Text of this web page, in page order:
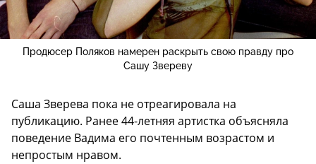
Продюсер Поляков намерен раскрыть свою правду про
Сашу Звереву
Саша Зверева пока не отреагировала на
публикацию. Ранее 44-летняя артистка объясняла
поведение Вадима его почтенным возрастом и
непростым нравом.